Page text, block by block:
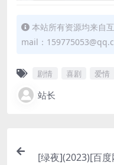
本站所有资源均来自
mail：
剧情 喜剧 爱情
站长
[绿夜](2023)[百